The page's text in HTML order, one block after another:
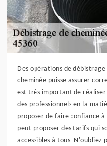
Des opérations de
cheminée puisse assurer
est très important de
des professionnels en la
proposer de faire confiance
peut proposer des tarifs qui
accessibles à tous. N'oubliez